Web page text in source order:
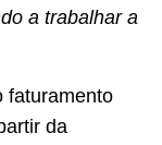
a trabalhar a
faturamento
da